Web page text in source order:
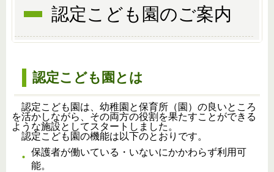
認定こども園のご案内
認定こども園とは
認定こども園は、幼稚園と保育所（園）の良いところ
を活かしながら、その両方の役割を果たすことができる
ような施設としてスタートしました。
認定こども園の機能は以下のとおりです。
保護者が働いている・いないにかかわらず利用可
能。